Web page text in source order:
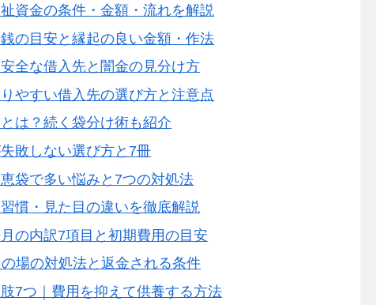
資金の条件・金額・流れを解説
の目安と縁起の良い金額・作法
全な借入先と闇金の見分け方
やすい借入先の選び方と注意点
は？続く袋分け術も紹介
敗しない選び方と7冊
袋で多い悩みと7つの対処法
慣・見た目の違いを徹底解説
の内訳7項目と初期費用の目安
場の対処法と返金される条件
7つ｜費用を抑えて供養する方法